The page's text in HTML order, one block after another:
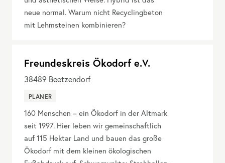
neue normal. Warum nicht Recyclingbeton
mit Lehmsteinen kombinieren?
Freundeskreis Ökodorf e.V.
38489 Beetzendorf
PLANER
160 Menschen – ein Ökodorf in der Altmark
seit 1997. Hier leben wir gemeinschaftlich
auf 115 Hektar Land und bauen das große
Ökodorf mit dem kleinen ökologischen